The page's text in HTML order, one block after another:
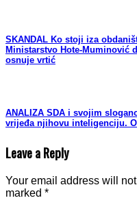
SKANDAL Ko stoji iza
Ministarstvo Hote-Muminović
osnuje vrtić
ANALIZA SDA i svojim
vrijeđa njihovu inteligenciju.
Leave a Reply
Your email address will
marked *